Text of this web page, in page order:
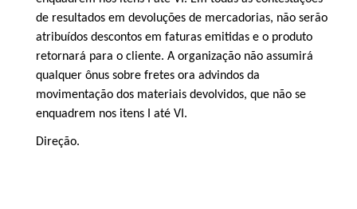
de resultados em devoluções de mercadorias, não serão
atribuídos descontos em faturas emitidas e o produto
retornará para o cliente. A organização não assumirá
qualquer ônus sobre fretes ora advindos da
movimentação dos materiais devolvidos, que não se
enquadrem nos itens I até VI.
Direção.